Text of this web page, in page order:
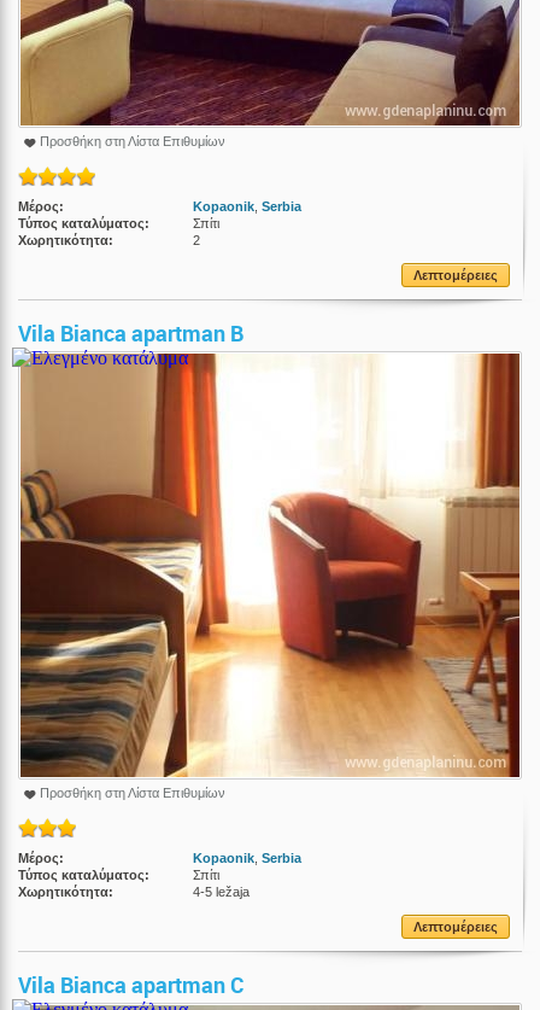
Προσθήκη στη Λίστα Επιθυμίων
Μέρος: Kopaonik Serbia
Τύπος καταλύματος:
Σπίτι
Χωρητικότητα:
2
Λεπτομέρειες
Vila Bianca apartman B
Προσθήκη στη Λίστα Επιθυμίων
Μέρος: Kopaonik Serbia
Τύπος καταλύματος:
Σπίτι
Χωρητικότητα:
4-5 ležaja
Λεπτομέρειες
Vila Bianca apartman C